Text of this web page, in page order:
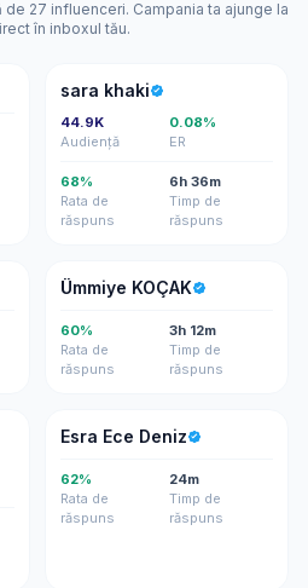
27 influenceri. Campania ta ajunge la
în inboxul tău.
SK
sara khaki
44.9K
Audiență
0.08%
ER
68%
Rata de
răspuns
6h 36m
Timp de
răspuns
ÜK
Ümmiye KOÇAK
60%
Rata de
răspuns
3h 12m
Timp de
răspuns
EE
Esra Ece Deniz
62%
Rata de
răspuns
24m
Timp de
răspuns